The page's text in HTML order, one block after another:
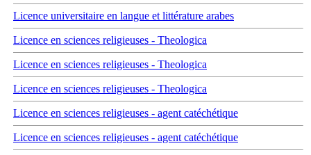
Licence universitaire en langue et littérature arabes
Licence en sciences religieuses - Theologica
Licence en sciences religieuses - Theologica
Licence en sciences religieuses - Theologica
Licence en sciences religieuses - agent catéchétique
Licence en sciences religieuses - agent catéchétique